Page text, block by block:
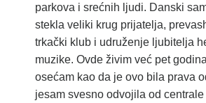
parkova i srećnih ljudi. Danski
stekla veliki krug prijatelja,
trkački klub i udruženje ljubitelja
muzike. Ovde živim već pet
osećam kao da je ovo bila prava
jesam svesno odvojila od